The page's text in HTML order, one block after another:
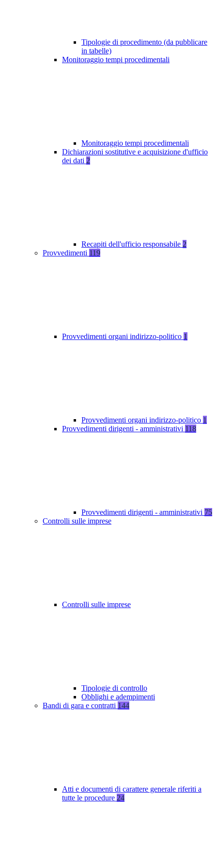
Tipologie di procedimento (da pubblicare
in tabelle)
Monitoraggio tempi procedimentali
Monitoraggio tempi procedimentali
Dichiarazioni sostitutive e acquisizione d'ufficio
dei dati 2
Recapiti dell'ufficio responsabile 2
Provvedimenti 119
Provvedimenti organi indirizzo-politico 1
Provvedimenti organi indirizzo-politico 1
Provvedimenti dirigenti - amministrativi 118
Provvedimenti dirigenti - amministrativi 75
Controlli sulle imprese
Controlli sulle imprese
Tipologie di controllo
Obblighi e adempimenti
Bandi di gara e contratti 144
Atti e documenti di carattere generale riferiti a
tutte le procedure 24